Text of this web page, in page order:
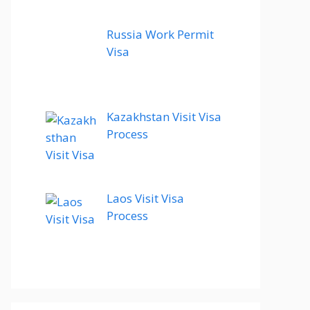
Russia Work Permit
Visa
Kazakhstan Visit Visa
Process
Laos Visit Visa
Process